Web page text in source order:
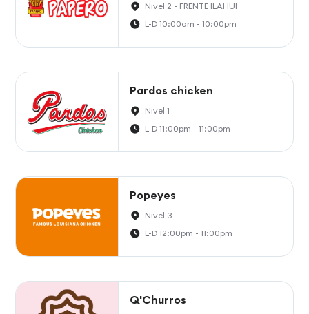
Nivel 2 - FRENTE ILAHUI
L-D 10:00am - 10:00pm
Pardos chicken
Nivel 1
L-D 11:00pm - 11:00pm
Popeyes
Nivel 3
L-D 12:00pm - 11:00pm
Q'Churros